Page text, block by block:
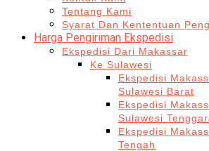
Tentang Kami
Syarat Dan Kententuan
Harga Pengiriman Ekspedisi
Ekspedisi Dari Makassar
Ke Sulawesi
Ekspedisi
Sulawesi Barat
Ekspedisi
Sulawesi
Ekspedisi
Tengah